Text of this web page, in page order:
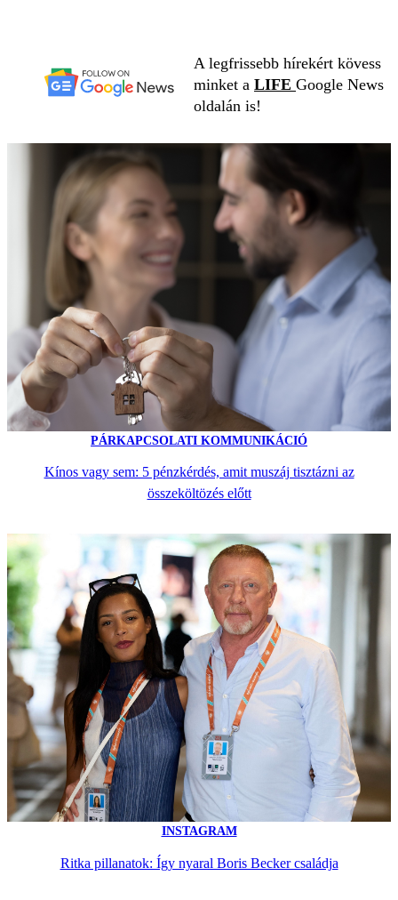
A legfrissebb hírekért kövess
minket a LIFE Google News
oldalán is!
PÁRKAPCSOLATI KOMMUNIKÁCIÓ
Kínos vagy sem: 5 pénzkérdés, amit muszáj tisztázni az
összeköltözés előtt
INSTAGRAM
Ritka pillanatok: Így nyaral Boris Becker családja